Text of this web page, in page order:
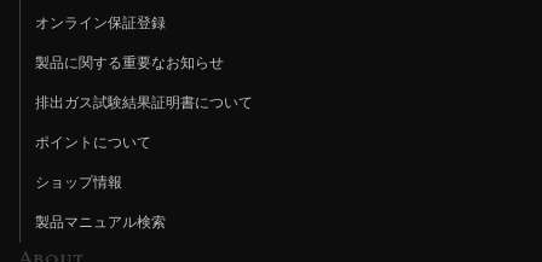
オンライン保証登録
製品に関する重要なお知らせ
排出ガス試験結果証明書について
ポイントについて
ショップ情報
製品マニュアル検索